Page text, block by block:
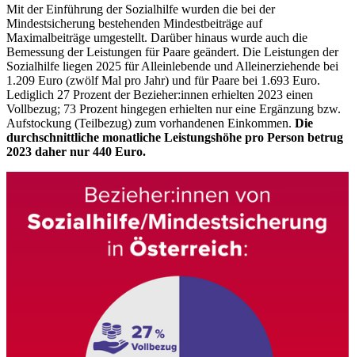
Mit der Einführung der Sozialhilfe wurden die bei der
Mindestsicherung bestehenden Mindestbeiträge auf
Maximalbeiträge umgestellt. Darüber hinaus wurde auch die
Bemessung der Leistungen für Paare geändert. Die Leistungen der
Sozialhilfe liegen 2025 für Alleinlebende und Alleinerziehende bei
1.209 Euro (zwölf Mal pro Jahr) und für Paare bei 1.693 Euro.
Lediglich 27 Prozent der Bezieher:innen erhielten 2023 einen
Vollbezug; 73 Prozent hingegen erhielten nur eine Ergänzung bzw.
Aufstockung (Teilbezug) zum vorhandenen Einkommen. Die
durchschnittliche monatliche Leistungshöhe pro Person betrug
2023 daher nur 440 Euro.